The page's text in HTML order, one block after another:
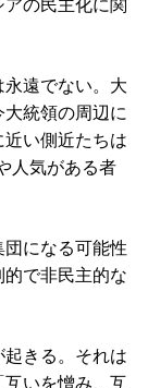
の民主化に関
遠でない。大
統領の周辺に
い側近たちは
人気がある者
になる可能性
で非民主的な
きる。それは
いを憎み、互